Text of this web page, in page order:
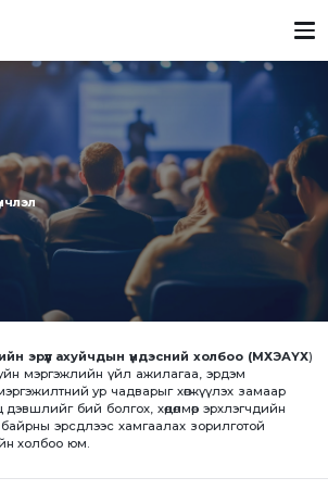
эрүүл ахуйчдын үндэсний холбоо (МХЭАҮХ)
мэргэжлийн үйл ажилагаа, эрдэм
ур чадварыг хөгжүүлэх замаар
бий болгох, хөдөлмөр эрхлэгчдийн
эрсдлээс хамгаалах зорилготой
холбоо юм.